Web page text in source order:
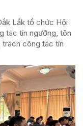
Lắk tổ chức Hội
tác tín ngưỡng, tôn
trách công tác tín